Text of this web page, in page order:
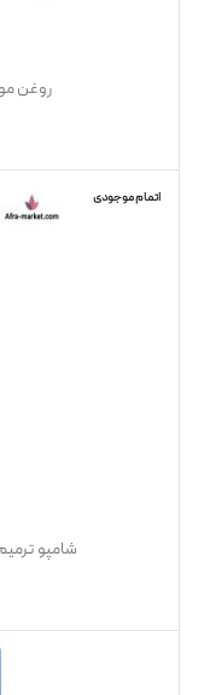
روغن
اتمام موجودی
شامپو